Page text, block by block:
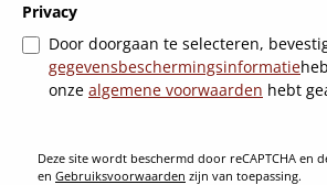
Privacy
Door doorgaan te selecteren,
gegevensbeschermingsinformatie
onze algemene voorwaarden hebt
Deze site wordt beschermd door reCAPTCHA en
en Gebruiksvoorwaarden zijn van toepassing.